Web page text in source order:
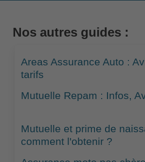
Nos autres guides :
Areas Assurance Auto :
tarifs
Mutuelle Repam : Infos,
Mutuelle et prime de
comment l'obtenir ?